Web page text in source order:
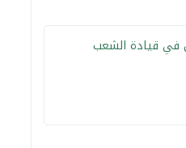
في قيادة الشعب